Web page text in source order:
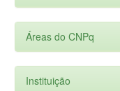
Áreas do CNPq
Instituição